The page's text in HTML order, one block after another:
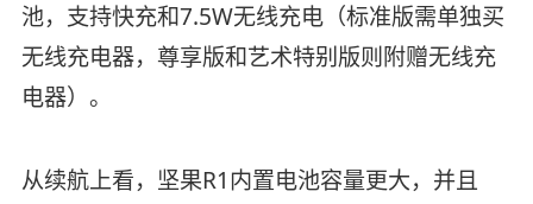
池，支持快充和7.5W无线充电（标准版需单独买
无线充电器，尊享版和艺术特别版则附赠无线充
电器）。
从续航上看，坚果R1内置电池容量更大，并且